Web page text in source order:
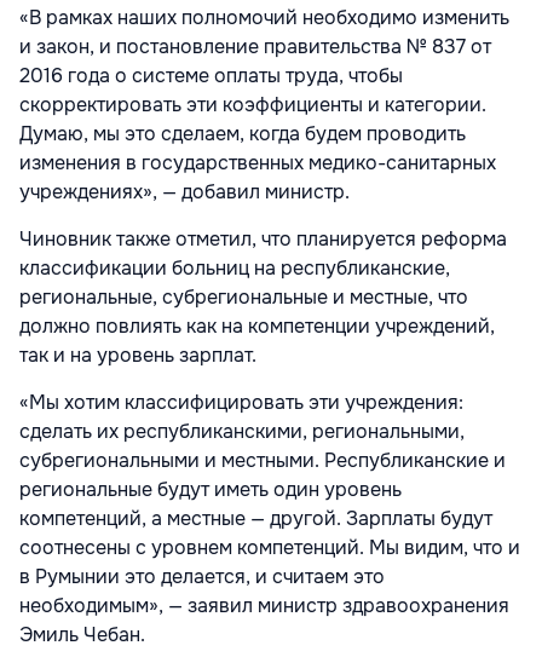
«В рамках наших полномочий необходимо изменить
и закон, и постановление правительства № 837 от
2016 года о системе оплаты труда, чтобы
скорректировать эти коэффициенты и категории.
Думаю, мы это сделаем, когда будем проводить
изменения в государственных медико-санитарных
учреждениях», — добавил министр.
Чиновник также отметил, что планируется реформа
классификации больниц на республиканские,
региональные, субрегиональные и местные, что
должно повлиять как на компетенции учреждений,
так и на уровень зарплат.
«Мы хотим классифицировать эти учреждения:
сделать их республиканскими, региональными,
субрегиональными и местными. Республиканские и
региональные будут иметь один уровень
компетенций, а местные — другой. Зарплаты будут
соотнесены с уровнем компетенций. Мы видим, что и
в Румынии это делается, и считаем это
необходимым», — заявил министр здравоохранения
Эмиль Чебан.